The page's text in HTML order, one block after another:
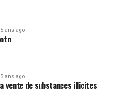
5 ans ago
5 ans ago
vente de substances illicites